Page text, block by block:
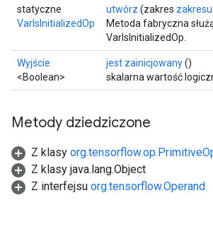
statyczne
VarIsInitializedOp
utwórz (zakres zakresu
Metoda fabryczna
VarIsInitializedOp.
Wyjście
<Boolean>
jest zainicjowany()
skalarna wartość
Metody dziedziczone
Z klasy
Z klasy java.lang.Object
Z interfejsu org.tensorflow.Operand